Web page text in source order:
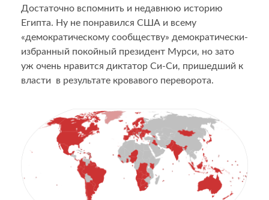
Достаточно вспомнить и недавнюю историю
Египта. Ну не понравился США и всему
«демократическому сообществу» демократически-
избранный покойный президент Мурси, но зато
уж очень нравится диктатор Си-Си, пришедший к
власти в результате кровавого переворота.